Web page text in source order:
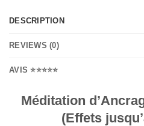
DESCRIPTION
REVIEWS (0)
AVIS ⭐⭐⭐⭐⭐
Méditation
(Effets